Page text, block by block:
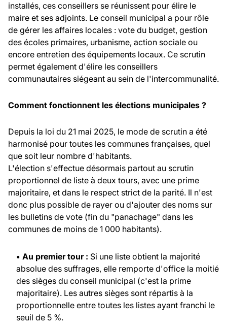
installés, ces conseillers se réunissent pour élire le
maire et ses adjoints. Le conseil municipal a pour rôle
de gérer les affaires locales : vote du budget, gestion
des écoles primaires, urbanisme, action sociale ou
encore entretien des équipements locaux. Ce scrutin
permet également d'élire les conseillers
communautaires siégeant au sein de l'intercommunalité.
Comment fonctionnent les élections municipales ?
Depuis la loi du 21 mai 2025, le mode de scrutin a été
harmonisé pour toutes les communes françaises, quel
que soit leur nombre d'habitants.
L'élection s'effectue désormais partout au scrutin
proportionnel de liste à deux tours, avec une prime
majoritaire, et dans le respect strict de la parité. Il n'est
donc plus possible de rayer ou d'ajouter des noms sur
les bulletins de vote (fin du "panachage" dans les
communes de moins de 1 000 habitants).
• Au premier tour : Si une liste obtient la majorité
absolue des suffrages, elle remporte d'office la moitié
des sièges du conseil municipal (c'est la prime
majoritaire). Les autres sièges sont répartis à la
proportionnelle entre toutes les listes ayant franchi le
seuil de 5 %.